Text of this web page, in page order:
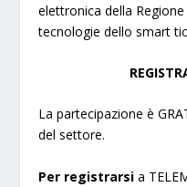
elettronica della
tecnologie dello smart
La partecipazione è
del settore.
Per registrarsi a